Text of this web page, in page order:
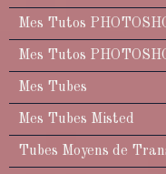
Mes Tutos
Mes Tutos
Mes Tubes
Mes Tubes Misted
Tubes Moyens de